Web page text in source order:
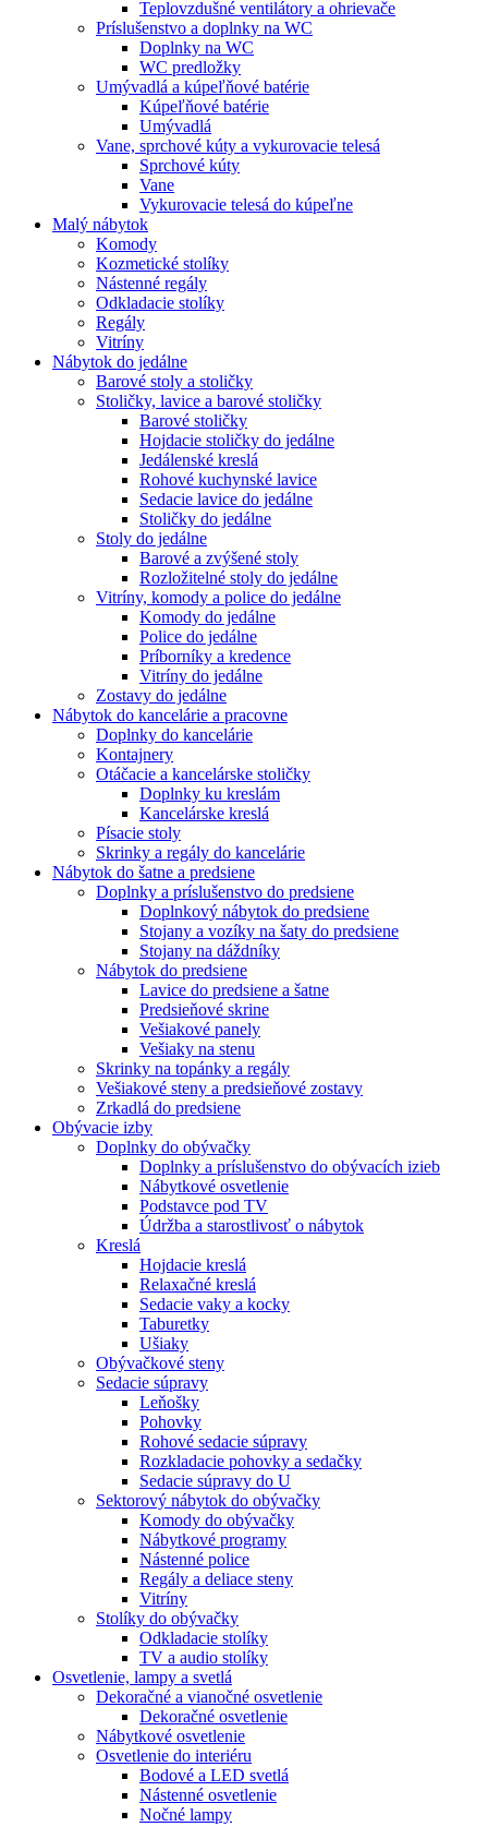
Teplovzdušné ventilátory a ohrievače
Príslušenstvo a doplnky na WC
Doplnky na WC
WC predložky
Umývadlá a kúpeľňové batérie
Kúpeľňové batérie
Umývadlá
Vane, sprchové kúty a vykurovacie telesá
Sprchové kúty
Vane
Vykurovacie telesá do kúpeľne
Malý nábytok
Komody
Kozmetické stolíky
Nástenné regály
Odkladacie stolíky
Regály
Vitríny
Nábytok do jedálne
Barové stoly a stoličky
Stoličky, lavice a barové stoličky
Barové stoličky
Hojdacie stoličky do jedálne
Jedálenské kreslá
Rohové kuchynské lavice
Sedacie lavice do jedálne
Stoličky do jedálne
Stoly do jedálne
Barové a zvýšené stoly
Rozložitelné stoly do jedálne
Vitríny, komody a police do jedálne
Komody do jedálne
Police do jedálne
Príborníky a kredence
Vitríny do jedálne
Zostavy do jedálne
Nábytok do kancelárie a pracovne
Doplnky do kancelárie
Kontajnery
Otáčacie a kancelárske stoličky
Doplnky ku kreslám
Kancelárske kreslá
Písacie stoly
Skrinky a regály do kancelárie
Nábytok do šatne a predsiene
Doplnky a príslušenstvo do predsiene
Doplnkový nábytok do predsiene
Stojany a vozíky na šaty do predsiene
Stojany na dáždníky
Nábytok do predsiene
Lavice do predsiene a šatne
Predsieňové skrine
Vešiakové panely
Vešiaky na stenu
Skrinky na topánky a regály
Vešiakové steny a predsieňové zostavy
Zrkadlá do predsiene
Obývacie izby
Doplnky do obývačky
Doplnky a príslušenstvo do obývacích izieb
Nábytkové osvetlenie
Podstavce pod TV
Údržba a starostlivosť o nábytok
Kreslá
Hojdacie kreslá
Relaxačné kreslá
Sedacie vaky a kocky
Taburetky
Ušiaky
Obývačkové steny
Sedacie súpravy
Leňošky
Pohovky
Rohové sedacie súpravy
Rozkladacie pohovky a sedačky
Sedacie súpravy do U
Sektorový nábytok do obývačky
Komody do obývačky
Nábytkové programy
Nástenné police
Regály a deliace steny
Vitríny
Stolíky do obývačky
Odkladacie stolíky
TV a audio stolíky
Osvetlenie, lampy a svetlá
Dekoračné a vianočné osvetlenie
Dekoračné osvetlenie
Nábytkové osvetlenie
Osvetlenie do interiéru
Bodové a LED svetlá
Nástenné osvetlenie
Nočné lampy